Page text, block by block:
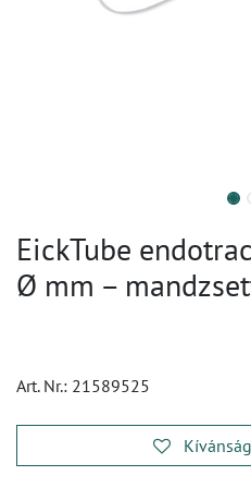
EickTube
Ø mm –
Art. Nr.: 21589525